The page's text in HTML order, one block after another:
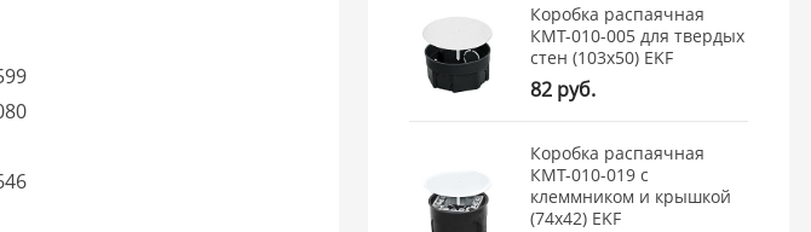
Коробка распаячная
КМТ-010-005 для твердых
стен (103х50) EKF
82 руб.
Коробка распаячная
КМТ-010-019 с
клеммником и крышкой
(74х42) EKF